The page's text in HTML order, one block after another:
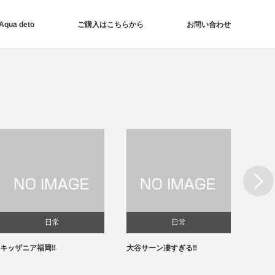
deto ご購入はこちらから お問い合わせ
日常
キッザニア福岡‼️
日常
大谷サーン凄すぎる‼️
Next